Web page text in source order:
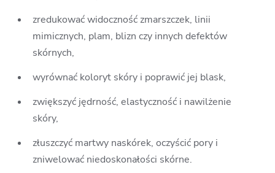
zredukować widoczność zmarszczek, linii
mimicznych, plam, blizn czy innych defektów
skórnych,
wyrównać koloryt skóry i poprawić jej blask,
zwiększyć jędrność, elastyczność i nawilżenie
skóry,
złuszczyć martwy naskórek, oczyścić pory i
zniwelować niedoskonałości skórne.